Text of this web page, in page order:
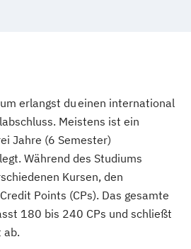
erlangst du einen international
Meistens ist ein
Jahre (6 Semester)
Während des Studiums
Kursen, den
Points (CPs). Das gesamte
180 bis 240 CPs und schließt
ab.